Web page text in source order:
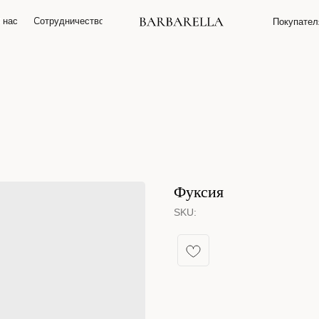
Сотрудничество
Сотрудничество
нас
Фуксия
SKU: